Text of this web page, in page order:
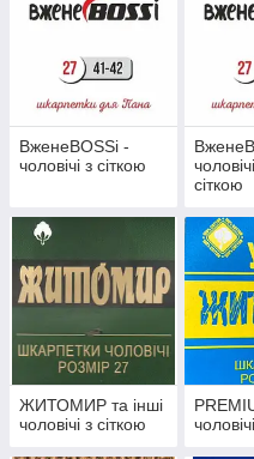
ВженеBOSSі -
чоловічі з сіткою
сіткою
ЖИТОМИР та інші
чоловічі з сіткою